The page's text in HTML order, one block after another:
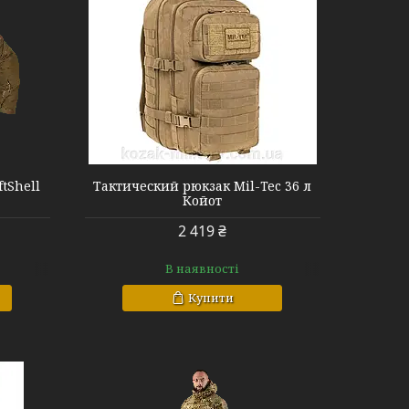
Тактический рюкзак Mil-Tec 36 л
Койот
2 419 ₴
В наявності
Купити